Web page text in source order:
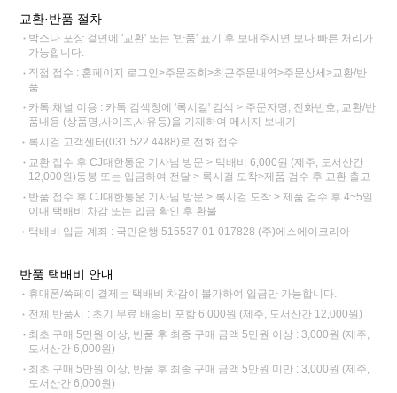
교환·반품 절차
박스나 포장 겉면에 '교환' 또는 '반품' 표기 후 보내주시면 보다 빠른 처리가
가능합니다.
직접 접수 : 홈페이지 로그인>주문조회>최근주문내역>주문상세>교환/반
품
카톡 채널 이용 : 카톡 검색창에 '록시걸' 검색 > 주문자명, 전화번호, 교환/반
품내용 (상품명,사이즈,사유등)을 기재하여 메시지 보내기
록시걸 고객센터(031.522.4488)로 전화 접수
교환 접수 후 CJ대한통운 기사님 방문 > 택배비 6,000원 (제주, 도서산간
12,000원)동봉 또는 입금하여 전달 > 록시걸 도착>제품 검수 후 교환 출고
반품 접수 후 CJ대한통운 기사님 방문 > 록시걸 도착 > 제품 검수 후 4~5일
이내 택배비 차감 또는 입금 확인 후 환불
택배비 입금 계좌 : 국민은행 515537-01-017828 (주)에스에이코리아
반품 택배비 안내
휴대폰/쓱페이 결제는 택배비 차감이 불가하여 입금만 가능합니다.
전체 반품시 : 초기 무료 배송비 포함 6,000원 (제주, 도서산간 12,000원)
최초 구매 5만원 이상, 반품 후 최종 구매 금액 5만원 이상 : 3,000원 (제주,
도서산간 6,000원)
최초 구매 5만원 이상, 반품 후 최종 구매 금액 5만원 미만 : 3,000원 (제주,
도서산간 6,000원)